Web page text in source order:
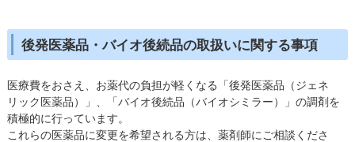
後発医薬品・バイオ後続品の取扱いに関する事項
医療費をおさえ、お薬代の負担が軽くなる「後発医薬品（ジェネ
リック医薬品）」、「バイオ後続品（バイオシミラー）」の調剤を
積極的に行っています。
これらの医薬品に変更を希望される方は、薬剤師にご相談くださ